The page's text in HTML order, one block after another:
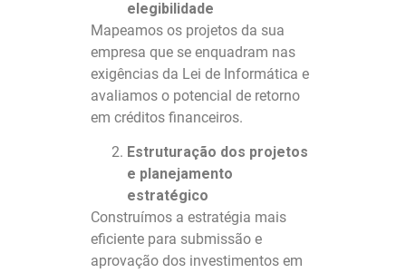
elegibilidade
Mapeamos os projetos da sua
empresa que se enquadram nas
exigências da Lei de Informática e
avaliamos o potencial de retorno
em créditos financeiros.
Estruturação dos projetos
e planejamento
estratégico
Construímos a estratégia mais
eficiente para submissão e
aprovação dos investimentos em